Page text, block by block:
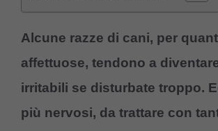
Alcune razze di cani, per
affettuose, tendono a
irritabili se disturbate troppo.
più nervosi, da trattare con